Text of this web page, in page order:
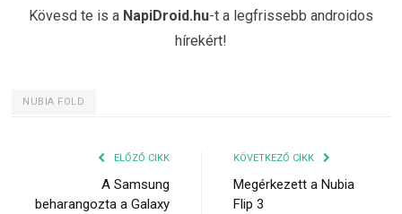
Kövesd te is a NapiDroid.hu-t a legfrissebb androidos
hírekért!
NUBIA FOLD
ELŐZŐ CIKK
A Samsung
beharangozta a Galaxy
KÖVETKEZŐ CIKK
Megérkezett a Nubia
Flip 3